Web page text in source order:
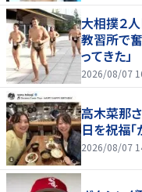
大相撲２
教習所で
ってきた」
2026/08/07
高木菜那
日を祝福「
2026/08/07